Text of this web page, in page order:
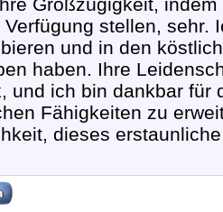
Verfügung stellen, sehr.
und in den
haben. Ihre
und ich bin dankbar für
Fähigkeiten zu
dieses